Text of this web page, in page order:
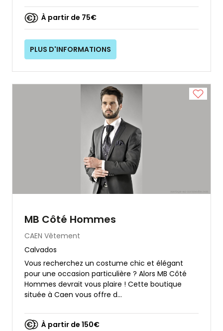
À partir de 75€
PLUS D'INFORMATIONS
MB Côté Hommes
CAEN Vêtement
Calvados
Vous recherchez un costume chic et élégant
pour une occasion particulière ? Alors MB Côté
Hommes devrait vous plaire ! Cette boutique
située à Caen vous offre d...
À partir de 150€